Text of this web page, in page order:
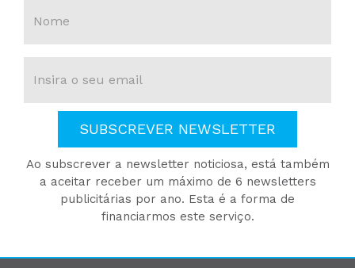
SUBSCREVER NEWSLETTER
Ao subscrever a newsletter noticiosa, está também
a aceitar receber um máximo de 6 newsletters
publicitárias por ano. Esta é a forma de
financiarmos este serviço.